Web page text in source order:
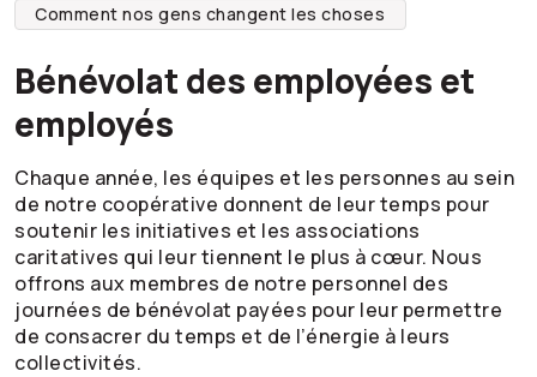
Comment nos gens changent les choses
Bénévolat des employées et
employés
Chaque année, les équipes et les personnes au sein
de notre coopérative donnent de leur temps pour
soutenir les initiatives et les associations
caritatives qui leur tiennent le plus à cœur. Nous
offrons aux membres de notre personnel des
journées de bénévolat payées pour leur permettre
de consacrer du temps et de l’énergie à leurs
collectivités.